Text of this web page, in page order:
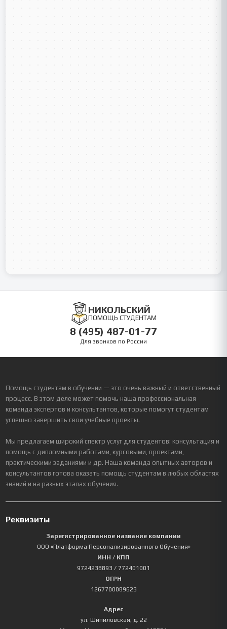
НИКОЛЬСКИЙ
ПОМОЩЬ СТУДЕНТАМ
8 (495) 487-01-77
Для звонков по России
Помощь студентам в обучении — это очень важный и ответственный
процесс. В этом деле может помочь наша профессиональная
команда экспертов и консультантов, которые помогут студентам
успешно завершить свои учебные проекты.
Мы предлагаем широкий спектр услуг для студентов: консультация и
помощь с дипломными работами, курсовыми, проектами,
практическими заданиями и др. Наша команда опытных авторов и
консультантов готова оказать помощь студентам в любых областях
знаний и на разных этапах обучения.
Реквизиты
Зарегистрированное название компании
ООО «Платформа Персонализированного Обучения»
ИНН / КПП
9724238893 / 772401001
ОГРН
1267700089623
Адрес
ул. Шипиловская, д. 22